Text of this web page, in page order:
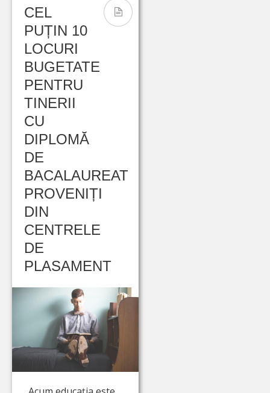
CEL
PUȚIN 10
LOCURI
BUGETATE
PENTRU
TINERII
CU
DIPLOMĂ
DE
BACALAUREAT
PROVENIȚI
DIN
CENTRELE
DE
PLASAMENT